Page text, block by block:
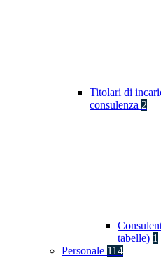
Titolari di
consulenza 2
tabelle) 1
Personale 114